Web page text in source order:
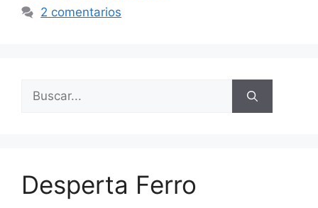
2 comentarios
Buscar:
Desperta Ferro